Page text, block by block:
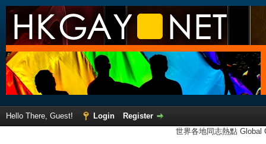
Hello There, Guest! Login
Register
世界各地同志熱點